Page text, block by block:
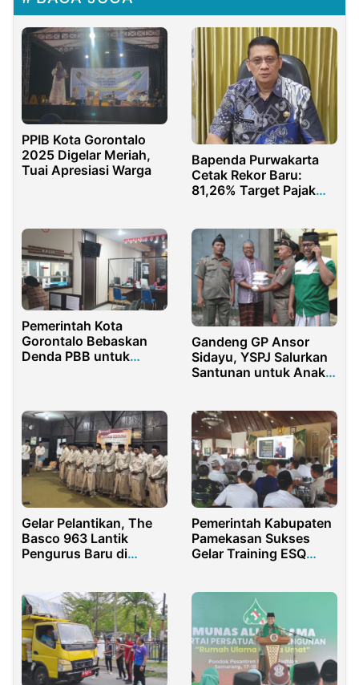
PPIB Kota Gorontalo
2025 Digelar Meriah,
Tuai Apresiasi Warga
Bapenda Purwakarta
Cetak Rekor Baru:
81,26% Target Pajak
Pemerintah Kota
Gorontalo Bebaskan
Denda PBB untuk
Gandeng GP Ansor
Sidayu, YSPJ Salurkan
Santunan untuk Anak
Gelar Pelantikan, The
Basco 963 Lantik
Pengurus Baru di
Pemerintah Kabupaten
Pamekasan Sukses
Gelar Training ESQ